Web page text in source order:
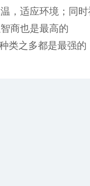
，适应环境；同
商也是最高的
类之多都是最强的